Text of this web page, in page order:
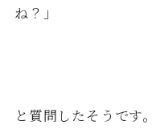
ね？」
と質問したそうです。